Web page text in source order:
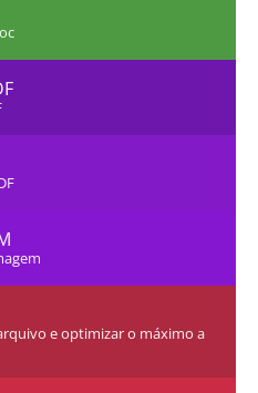
e optimizar o máximo a